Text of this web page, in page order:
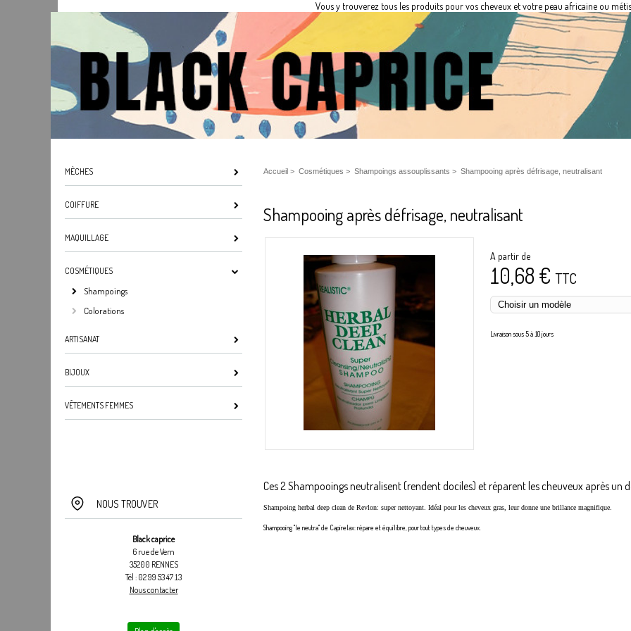
Vous y trouverez tous les produits pour vos cheveux et votre peau africaine ou
MÈCHES
COIFFURE
MAQUILLAGE
COSMÉTIQUES
Shampoings
Colorations
ARTISANAT
BIJOUX
VÊTEMENTS FEMMES
NOUS TROUVER
Black caprice
6 rue de Vern
35200 RENNES
Tél : 02 99 53 47 13
Nous contacter
Accueil > Cosmétiques > Shampoings assouplissants > Shampooing après défrisage, neutralisant
Shampooing après défrisage, neutralisant
A partir de
10,68 € TTC
Livraison sous 5 à 10 jours
Ces 2 Shampooings neutralisent (rendent dociles) et réparent les cheuveux après un
Shampoing herbal deep clean de Revlon: super nettoyant. Idéal pour les cheveux gras, leur donne une brillance magnifique.
Shampooing "le neutra" de Capirelax: répare et équilibre, pour tout types de cheuveux.